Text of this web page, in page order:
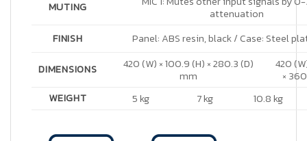
MUTING
attenuation
FINISH
Panel: ABS resin, black / Case: Steel
DIMENSIONS
420 (W) × 100.9 (H) × 280.3 (D)
mm
420
×
WEIGHT
5 kg 7 kg 10.8 kg